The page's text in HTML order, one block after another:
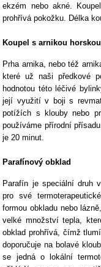
ekzém nebo akné.
prohřívá pokožku. Délka
Koupel s arnikou horskou
Prha arnika, nebo též
které už naši předkové
hodnotou této léčivé
její využití v boji s
potížích s klouby nebo
používáme přírodní
je 20 minut.
Parafínový obklad
Parafín je speciální druh
pro své
formou obkladu nebo
velké množství tepla,
obklad prohřívá, čímž
doporučuje na bolavé
se jedná o lokální